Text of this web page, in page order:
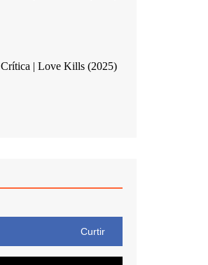
Crítica | Love Kills (2025)
Curtir